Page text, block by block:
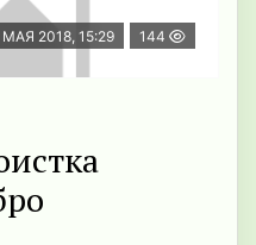
МАЯ 2018, 15:29 144